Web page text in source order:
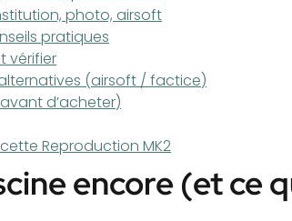
photo, airsoft
pratiques
vérifier
(airsoft / factice)
d’acheter)
Reproduction MK2
encore (et ce